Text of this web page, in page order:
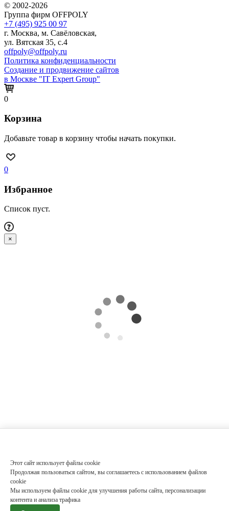
© 2002-2026
Группа фирм OFFPOLY
+7 (495) 925 00 97
г. Москва, м. Савёловская,
ул. Вятская 35, с.4
offpoly@offpoly.ru
Политика конфиденциальности
Создание и продвижение сайтов
в Москве "IT Expert Group"
Этот сайт использует файлы cookie
Продолжая пользоваться сайтом, вы соглашаетесь с использованием файлов
cookie
Мы используем файлы cookie для улучшения работы сайта, персонализации
контента и анализа трафика
0
Корзина
Добавьте товар в корзину чтобы начать покупки.
0
Избранное
Список пуст.
×